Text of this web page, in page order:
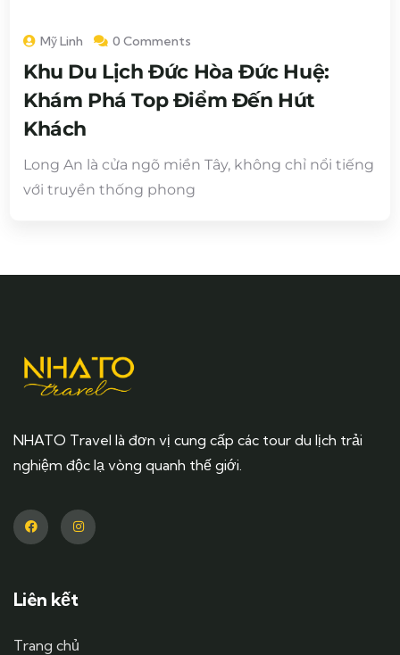
Mỹ Linh 0 Comments
Khu Du Lịch Đức Hòa Đức Huệ:
Khám Phá Top Điểm Đến Hút
Khách
Long An là cửa ngõ miền Tây, không chỉ nổi tiếng
với truyền thống phong
NHATO Travel là đơn vị cung cấp các tour du lịch trải
nghiệm độc lạ vòng quanh thế giới.
Liên kết
Trang chủ